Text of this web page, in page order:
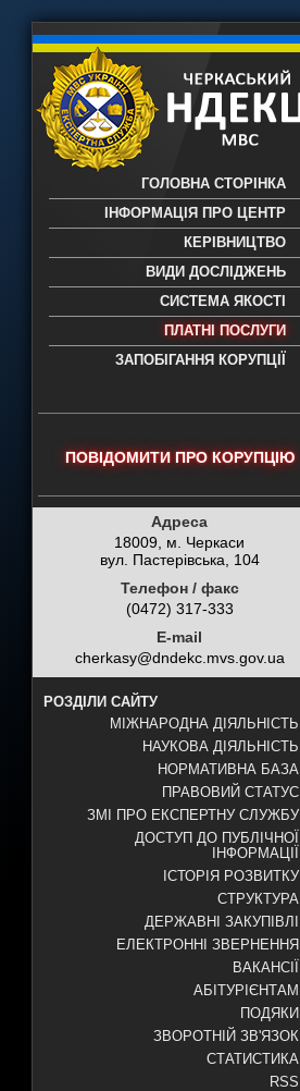
науково-дослідний експертно-
- проведення всих видів судових
експертиз
ГОЛОВНА СТОРІНКА
ІНФОРМАЦІЯ ПРО ЦЕНТР
КЕРІВНИЦТВО
ВИДИ ДОСЛІДЖЕНЬ
СИСТЕМА ЯКОСТІ
ПЛАТНІ ПОСЛУГИ
ЗАПОБІГАННЯ КОРУПЦІЇ
ПОВІДОМИТИ ПРО КОРУПЦІЮ
Адреса
18009, м. Черкаси
вул. Пастерівська, 104
Телефон / факс
(0472) 317-333
E-mail
cherkasy@dndekc.mvs.gov.ua
РОЗДІЛИ САЙТУ
МІЖНАРОДНА ДІЯЛЬНІСТЬ
НАУКОВА ДІЯЛЬНІСТЬ
НОРМАТИВНА БАЗА
ПРАВОВИЙ СТАТУС
ЗМІ ПРО ЕКСПЕРТНУ СЛУЖБУ
ДОСТУП ДО ПУБЛІЧНОЇ
ІНФОРМАЦІЇ
ІСТОРІЯ РОЗВИТКУ
СТРУКТУРА
ДЕРЖАВНІ ЗАКУПІВЛІ
ЕЛЕКТРОННІ ЗВЕРНЕННЯ
ВАКАНСІЇ
АБІТУРІЄНТАМ
ПОДЯКИ
ЗВОРОТНІЙ ЗВ'ЯЗОК
СТАТИСТИКА
RSS